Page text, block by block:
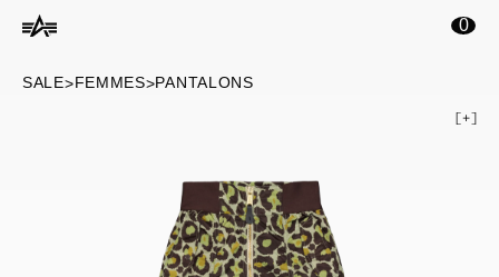
principal 0
SALE>FEMMES>PANTALONS